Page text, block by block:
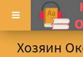
Хозяин